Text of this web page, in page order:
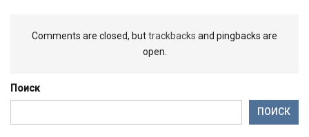
Comments are closed, buttrackbacks and pingbacks are
open.
Поиск
ПОИСК